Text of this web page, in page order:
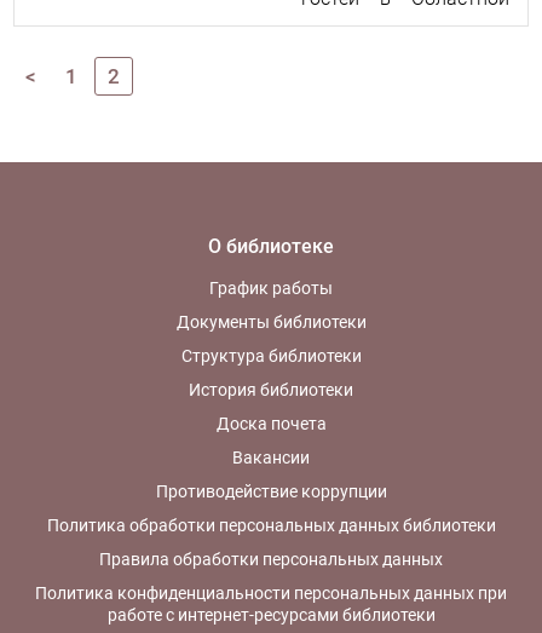
научной библиотеке!
< 1 2
О библиотеке
График работы
Документы библиотеки
Структура библиотеки
История библиотеки
Доска почета
Вакансии
Противодействие коррупции
Политика обработки персональных данных библиотеки
Правила обработки персональных данных
Политика конфиденциальности персональных данных при
работе с интернет-ресурсами библиотеки